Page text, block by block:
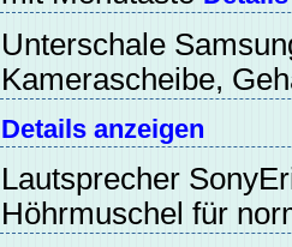
Unterschale
Kamerascheibe,
Details anzeigen
Lautsprecher
Höhrmuschel für